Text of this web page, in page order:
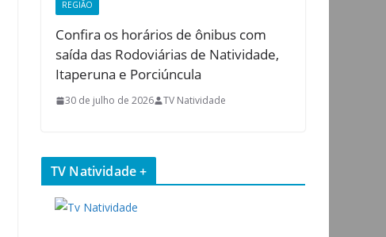
REGIÃO
Confira os horários de ônibus com
saída das Rodoviárias de Natividade,
Itaperuna e Porciúncula
30 de julho de 2026 TV Natividade
TV Natividade +